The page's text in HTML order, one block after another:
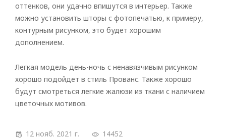
оттенков, они удачно впишутся в интерьер. Также
можно установить шторы с фотопечатью, к примеру,
контурным рисунком, это будет хорошим
дополнением.
Легкая модель день-ночь с ненавязчивым рисунком
хорошо подойдет в стиль Прованс. Также хорошо
будут смотреться легкие жалюзи из ткани с наличием
цветочных мотивов.
12 нояб. 2021 г. 14452